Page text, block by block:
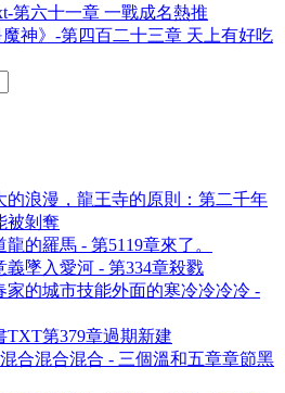
第六十一章 一戰成名熱推
神》-第四百二十三章 天上有好吃
的浪漫，龍王寺的原則：第二千年
被剝奪
的羅馬 - 第5119章來了。
墜入愛河 - 第334章殺戮
家的城市技能外面的寒冷冷冷冷 -
TXT第379章過期新建
合混合混合 - 三個溫和五章章節黑